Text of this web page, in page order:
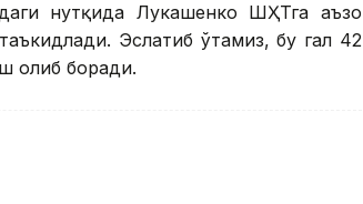
нутқида Лукашенко ШҲТга аъзо
Эслатиб ўтамиз, бу гал 42
олиб боради.